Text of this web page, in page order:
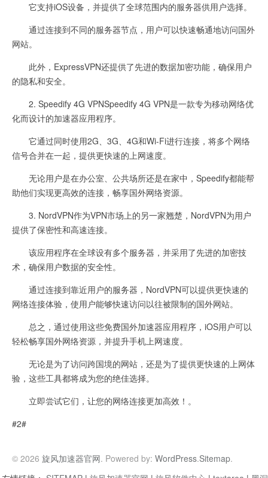
它支持iOS设备，并提供了全球范围内的服务器供用户选择。
通过连接到不同的服务器节点，用户可以快速畅通地访问国外
网站。
此外，ExpressVPN还提供了先进的数据加密功能，确保用户
的隐私和安全。
2. Speedify 4G VPNSpeedify 4G VPN是一款专为移动网络优
化而设计的加速器应用程序。
它通过同时使用2G、3G、4G和Wi-Fi进行连接，将多个网络
信号合并在一起，提供更快速的上网速度。
无论用户是在办公室、公共场所还是在家中，Speedify都能帮
助他们实现更高效的连接，畅享国外网络资源。
3. NordVPN作为VPN市场上的另一家翘楚，NordVPN为用户
提供了保密性和高速连接。
该应用程序在全球设有多个服务器，并采用了先进的加密技
术，确保用户数据的安全性。
通过连接到靠近用户的服务器，NordVPN可以提供更快速的
网络连接体验，使用户能够快速访问以往被限制的国外网站。
总之，通过使用这些免费国外加速器应用程序，iOS用户可以
轻松畅享国外网络资源，并提升手机上网速度。
无论是为了访问跨国境的网站，还是为了提供更快速的上网体
验，这些工具都将成为您的绝佳选择。
立即尝试它们，让您的网络连接更加高效！。
#2#
© 2026 旋风加速器官网. Powered by: WordPress.Sitemap.